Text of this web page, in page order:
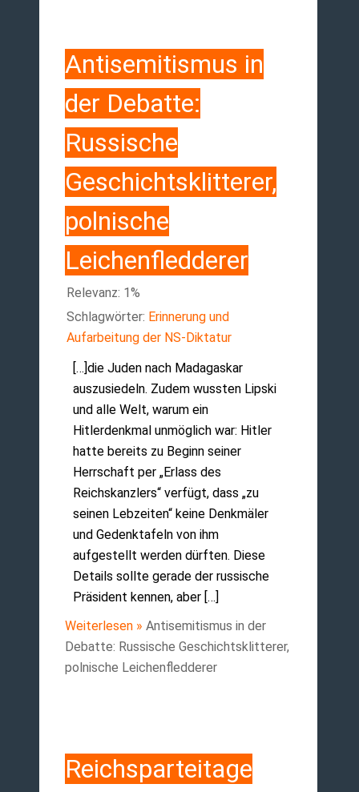
Antisemitismus in
der Debatte:
Russische
Geschichtsklitterer,
polnische
Leichenfledderer
Relevanz: 1%
Schlagwörter: Erinnerung und
Aufarbeitung der NS-Diktatur
[…]die Juden nach Madagaskar
auszusiedeln. Zudem wussten Lipski
und alle Welt, warum ein
Hitlerdenkmal unmöglich war: Hitler
hatte bereits zu Beginn seiner
Herrschaft per „Erlass des
Reichskanzlers“ verfügt, dass „zu
seinen Lebzeiten“ keine Denkmäler
und Gedenktafeln von ihm
aufgestellt werden dürften. Diese
Details sollte gerade der russische
Präsident kennen, aber […]
Weiterlesen » Antisemitismus in der
Debatte: Russische Geschichtsklitterer,
polnische Leichenfledderer
Reichsparteitage